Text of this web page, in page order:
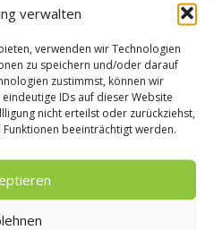
verwalten
verwenden wir Technologien
zu speichern und/oder darauf
zustimmst, können wir
IDs auf dieser Website
nicht erteilst oder zurückziehst,
beeinträchtigt werden.
der Unterschied zwischen Limonen